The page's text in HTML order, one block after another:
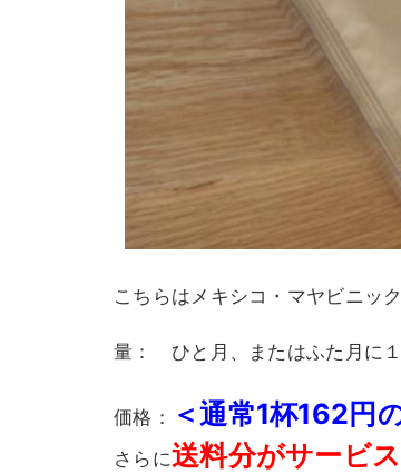
こちらはメキシコ・マヤビニッ
量： ひと月、またはふた月に１
価格： ＜通常1杯162円
さらに送料分がサービス